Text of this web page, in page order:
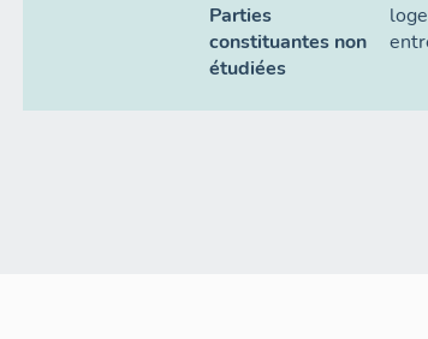
Parties
constituantes non
étudiées